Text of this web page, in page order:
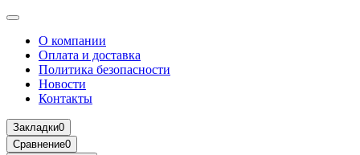
О компании
Оплата и доставка
Политика безопасности
Новости
Контакты
Закладки0
Сравнение0